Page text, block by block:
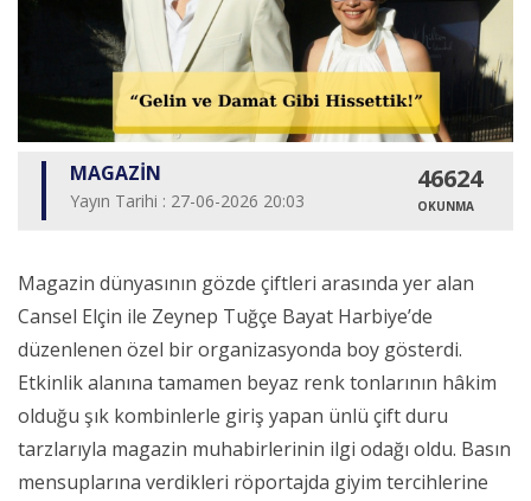
MAGAZİN
Yayın Tarihi : 27-06-2026 20:03
46624
OKUNMA
Magazin dünyasının gözde çiftleri arasında yer alan
Cansel Elçin ile Zeynep Tuğçe Bayat Harbiye’de
düzenlenen özel bir organizasyonda boy gösterdi.
Etkinlik alanına tamamen beyaz renk tonlarının hâkim
olduğu şık kombinlerle giriş yapan ünlü çift duru
tarzlarıyla magazin muhabirlerinin ilgi odağı oldu. Basın
mensuplarına verdikleri röportajda giyim tercihlerine